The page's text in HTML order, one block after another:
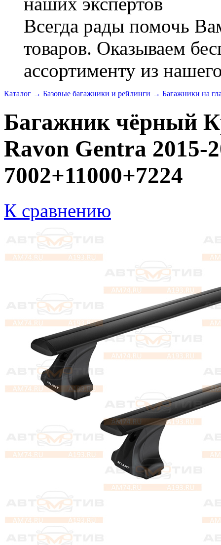
Всегда рады помочь
товаров. Оказываем
ассортименту из
Каталог → Базовые багажники и рейлинги → Багажники на
Багажник чёрный
Ravon Gentra 2015-
7002+11000+7224
К сравнению